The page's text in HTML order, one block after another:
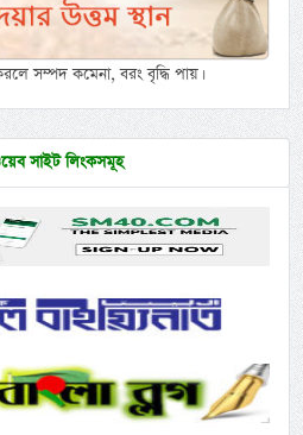
সম্পদ কমেনা, বরং বৃদ্ধি পায়।
সাইট লিংকসমূহ